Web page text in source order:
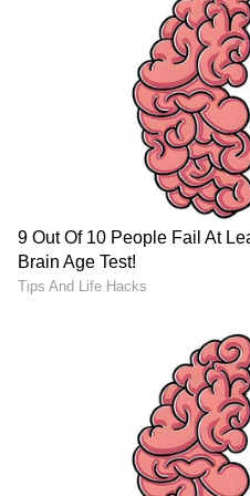
നൽകുന്നത് അടുത്തിടെ
RECOMMENDED STORIES